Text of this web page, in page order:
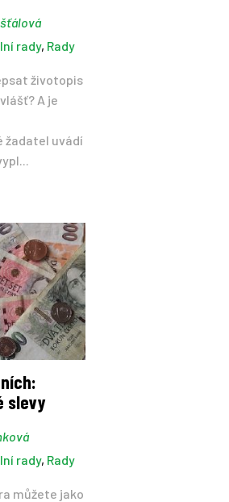
rady, Rady
životopis
A je
žadatel uvádí
slevy
rady, Rady
můžete jako